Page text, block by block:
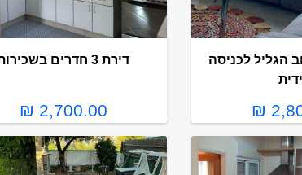
הגליל לכניסה
דירת 3 חדרים בשכירות
2,700.00 ₪